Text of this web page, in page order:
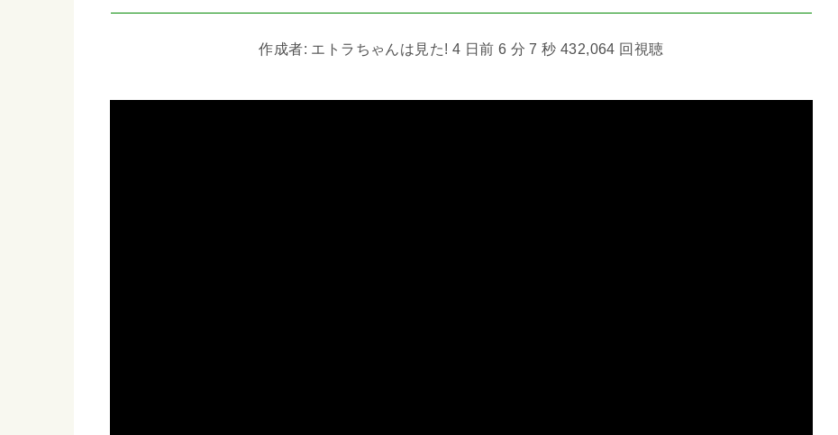
作成者: エトラちゃんは見た! 4 日前 6 分 7 秒 432,064 回視聴